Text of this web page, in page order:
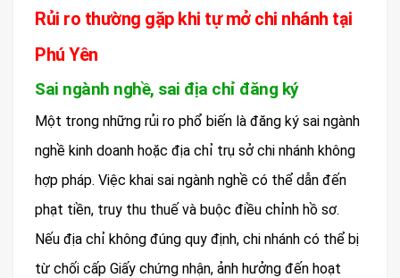
Rủi ro thường gặp khi tự mở chi nhánh tại
Phú Yên
Sai ngành nghề, sai địa chỉ đăng ký
Một trong những rủi ro phổ biến là đăng ký sai ngành
nghề kinh doanh hoặc địa chỉ trụ sở chi nhánh không
hợp pháp. Việc khai sai ngành nghề có thể dẫn đến
phạt tiền, truy thu thuế và buộc điều chỉnh hồ sơ.
Nếu địa chỉ không đúng quy định, chi nhánh có thể bị
từ chối cấp Giấy chứng nhận, ảnh hưởng đến hoạt